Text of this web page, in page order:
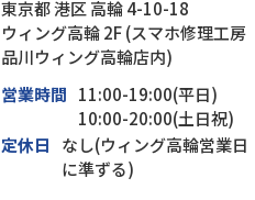
東京都 港区 高輪 4-10-18
ウィング高輪 2F (スマホ修理工房
品川ウィング高輪店内)
営業時間 11:00-19:00(平日)
10:00-20:00(土日祝)
定休日
なし(ウィング高輪営業日
に準ずる)